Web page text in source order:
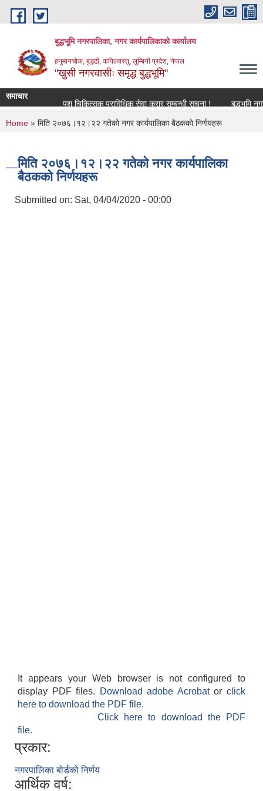
Skip to main content
बुद्धभूमि नगरपालिका, नगर कार्यपालिकाको कार्यालय
हनुमानचोक, बुड्ढी, कपिलवस्तु, लुम्बिनी प्रदेश, नेपाल
"खुसी नगरवासीः समृद्ध बुद्धभूमि"
समाचार
पशु चिकित्सक प्राविधिक सेवा करार सम्बन्धी सूचना !
बुद्धभूमि
You are here
Home » मिति २०७६।१२।२२ गतेकाे नगर कार्यपालिका बैठककाे निर्णयहरू
मिति २०७६।१२।२२ गतेकाे नगर कार्यपालिका
बैठककाे निर्णयहरू
Submitted on: Sat, 04/04/2020 - 00:00
It appears your Web browser is not configured to
display PDF files.
Download adobe Acrobatorclick
here to download the PDF file.
Click here to download the PDF
file.
प्रकार:
नगरपालिका बोर्डको निर्णय
आर्थिक वर्ष: